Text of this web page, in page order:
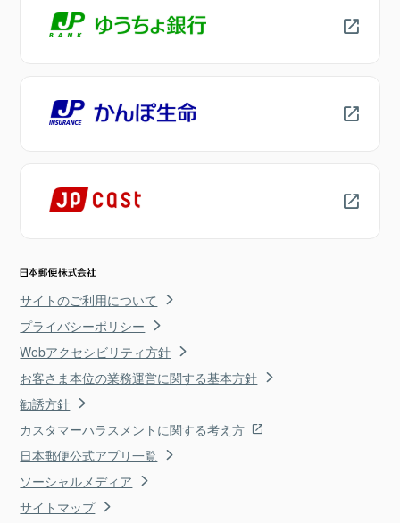
サイトのご利用について
プライバシーポリシー
Webアクセシビリティ方針
お客さま本位の業務運営に関する基本方針
勧誘方針
カスタマーハラスメントに関する考え方
日本郵便公式アプリ一覧
ソーシャルメディア
サイトマップ